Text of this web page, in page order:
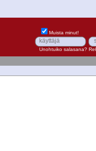
Muista minut!
Unohtuiko salasana?